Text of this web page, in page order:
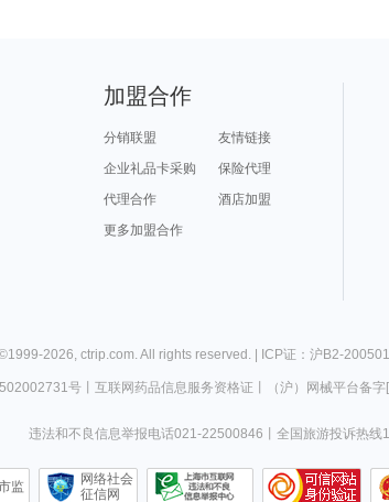
加盟合作
分销联盟
友情链接
企业礼品卡采购
保险代理
代理合作
酒店加盟
更多加盟合作
1999-2026, ctrip.com. All rights reserved. | ICP证：沪B2-
号丨 互联网药品信息服务资格证 （沪）网械平台备
违法和不良信息举报电话021-22500846 全国旅游投诉热线
监
网络社会
征信网